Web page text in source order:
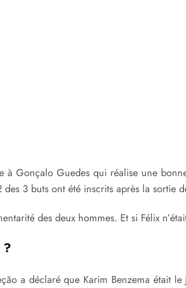
à Gonçalo Guedes qui réalise une
3 buts ont été inscrits après la sortie
des deux hommes. Et si Félix
?
a déclaré que Karim Benzema était